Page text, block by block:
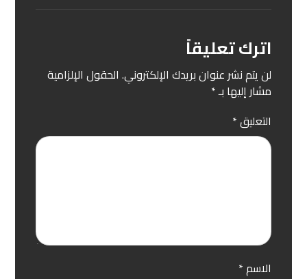
اترك تعليقاً
لن يتم نشر عنوان بريدك الإلكتروني. الحقول الإلزامية
مشار إليها بـ*
التعليق*
الاسم*